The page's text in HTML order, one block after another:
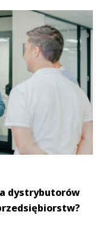
dystrybutorów